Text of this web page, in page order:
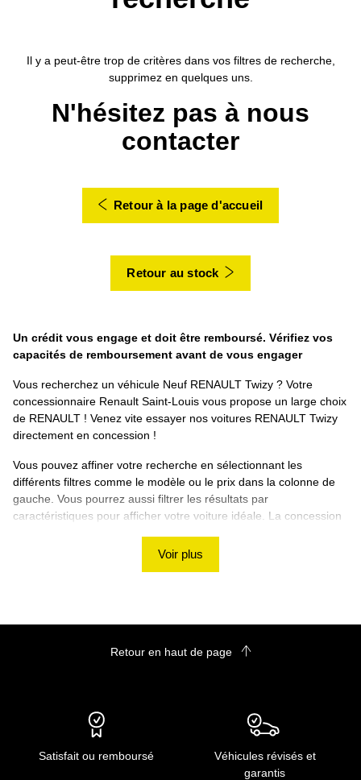
Il y a peut-être trop de critères dans vos filtres de recherche,
supprimez en quelques uns.
N'hésitez pas à nous
contacter
Retour à la page d'accueil
Retour au stock
Un crédit vous engage et doit être remboursé. Vérifiez vos
capacités de remboursement avant de vous engager
Vous recherchez un véhicule Neuf RENAULT Twizy ? Votre
concessionnaire Renault Saint-Louis vous propose un large choix
de RENAULT ! Venez vite essayer nos voitures RENAULT Twizy
directement en concession !
Vous pouvez affiner votre recherche en sélectionnant les
différents filtres comme le modèle ou le prix dans la colonne de
gauche. Vous pourrez aussi filtrer les résultats par
caractéristiques pour afficher votre voiture idéale. La concession
Twizy Neuf ! Si vous ne trouvez pas de véhicule correspondant à
Renault Saint-Louis
Voir plus
Retour en haut de page
Satisfait ou remboursé
Véhicules révisés et
garantis